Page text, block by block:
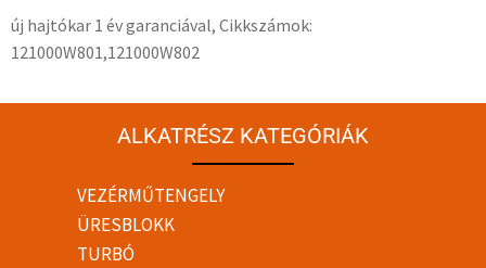
új hajtókar 1 év garanciával, Cikkszámok:
121000W801,121000W802
ALKATRÉSZ KATEGÓRIÁK
VEZÉRMŰTENGELY
ÜRESBLOKK
TURBÓ